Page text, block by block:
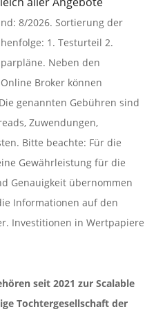
8/2026. Sortierung der
1. Testurteil 2.
Neben den
Broker können
genannten Gebühren sind
Zuwendungen,
Bitte beachte: Für die
Gewährleistung für die
Genauigkeit übernommen
Informationen auf den
Investitionen in Wertpapiere
seit 2021 zur Scalable
Tochtergesellschaft der